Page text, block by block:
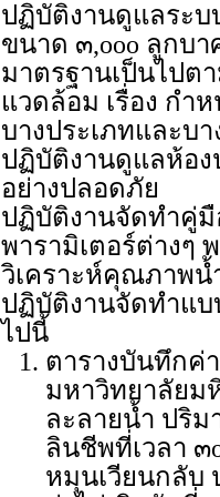
ปฏิบัติงานดูแลระบ
ขนาด ๓,ooo ลูกบ
มาตรฐานเป็นไปต
แวดล้อม เรื่อง กำ
บางประเภทและบ
ปฏิบัติงานดูแลห้อง
อย่างปลอดภัย
ปฏิบัติงานจัดทำคู่
พารามิเตอร์ต่างๆ
วิเคราะห์คุณภาพน้
ปฏิบัติงานจัดทำแบ
ไปนี้
ตารางบันทึกค่
มหาวิทยาลัยม
ละลายน้ำ ปริ
ลินชีพที่เวลา
หมุนเวียนกลับ